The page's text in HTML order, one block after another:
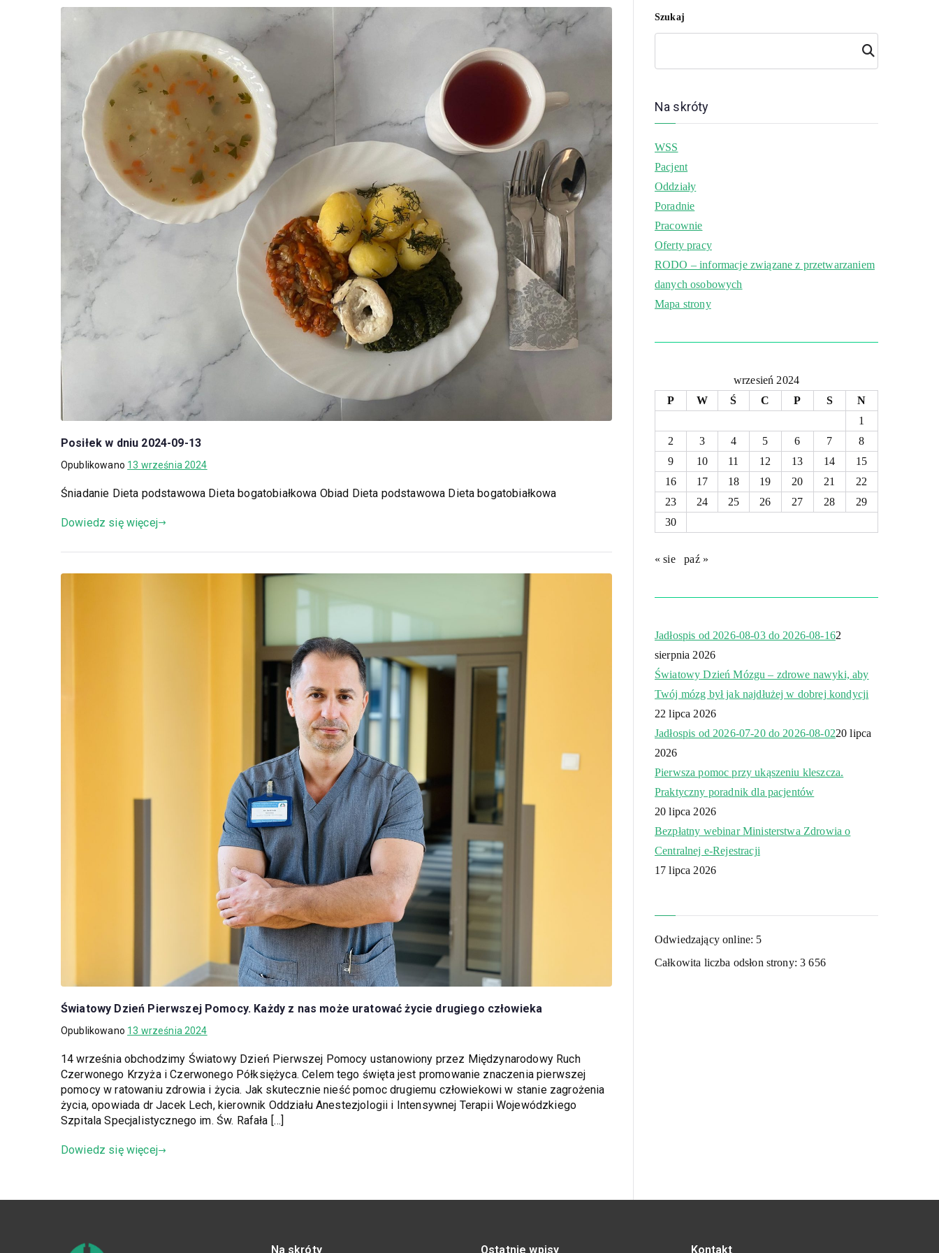
Posiłek w dniu 2024-09-13
Opublikowano 13 września 2024
Śniadanie Dieta podstawowa Dieta bogatobiałkowa Obiad Dieta podstawowa Dieta bogatobiałkowa
Dowiedz się więcej
Światowy Dzień Pierwszej Pomocy. Każdy z nas może uratować życie drugiego człowieka
Opublikowano 13 września 2024
14 września obchodzimy Światowy Dzień Pierwszej Pomocy ustanowiony przez Międzynarodowy Ruch
Czerwonego Krzyża i Czerwonego Półksiężyca. Celem tego święta jest promowanie znaczenia pierwszej
pomocy w ratowaniu zdrowia i życia. Jak skutecznie nieść pomoc drugiemu człowiekowi w stanie zagrożenia
życia, opowiada dr Jacek Lech, kierownik Oddziału Anestezjologii i Intensywnej Terapii Wojewódzkiego
Szpitala Specjalistycznego im. Św. Rafała […]
Dowiedz się więcej
Szukaj
Szuk
aj
Na skróty
WSS
Pacjent
Oddziały
Poradnie
Pracownie
Oferty pracy
RODO – informacje związane z przetwarzaniem
danych osobowych
Mapa strony
wrzesień 2024
P
W Ś C P S
N
1
2
3 4 5 6 7
8
9
10 11 12 13 14
15
16
17 18 19 20 21
22
23
24 25 26 27 28
29
30
« sie paź »
Jadłospis od 2026-08-03 do 2026-08-162
sierpnia 2026
Światowy Dzień Mózgu – zdrowe nawyki, aby
Twój mózg był jak najdłużej w dobrej kondycji
22 lipca 2026
Jadłospis od 2026-07-20 do 2026-08-0220 lipca
2026
Pierwsza pomoc przy ukąszeniu kleszcza.
Praktyczny poradnik dla pacjentów
20 lipca 2026
Bezpłatny webinar Ministerstwa Zdrowia o
Centralnej e-Rejestracji
17 lipca 2026
Odwiedzający online: 5
Całkowita liczba odsłon strony:3 656
Na skróty Ostatnie wpisy Kontakt